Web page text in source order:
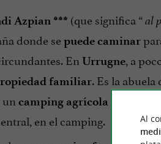
Azpian *** (que significa “ al
donde sepuede caminar
En Urrugne, a
familiar. Es la
camping agrícola
en el camping.
Al